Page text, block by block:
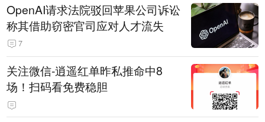
OpenAI请求法院驳回苹果公司诉讼
称其借助窃密官司应对人才流失
7
关注微信-逍遥红单昨私推命中8
场！扫码看免费稳胆